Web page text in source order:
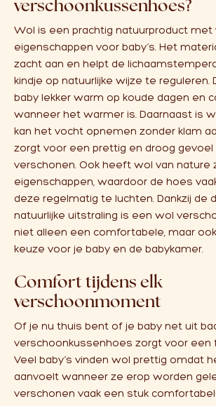
verschoonkussenhoes?
Wol is een prachtig natuurproduct met
eigenschappen voor baby’s. Het
zacht aan en helpt de
kindje op natuurlijke wijze te reguleren.
baby lekker warm op koude dagen en
wanneer het warmer is. Daarnaast is
kan het vocht opnemen zonder klam
zorgt voor een prettig en droog
verschonen. Ook heeft wol van nature
eigenschappen, waardoor de hoes
deze regelmatig te luchten. Dankzij de
natuurlijke uitstraling is een wol
niet alleen een comfortabele, maar
keuze voor je baby en de babykamer.
Comfort tijdens elk
verschoonmoment
Of je nu thuis bent of je baby net uit
verschoonkussenhoes zorgt voor een
Veel baby’s vinden wol prettig omdat
aanvoelt wanneer ze erop worden
verschonen vaak een stuk